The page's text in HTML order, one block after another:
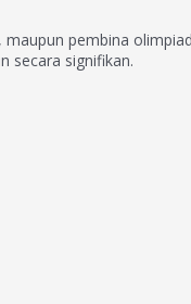
pembina
secara signifikan.